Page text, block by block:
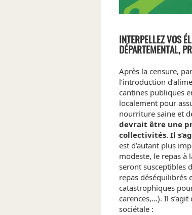
INTERPELLEZ VOS
DÉPARTEMENTAL,
Après la censure,
l’introduction
cantines publiques
localement pour
nourriture saine et
devrait être une
collectivités. Il
est d’autant plus
modeste, le repas à
seront susceptibles
repas déséquilibrés
catastrophiques
carences,…). Il
sociétale :